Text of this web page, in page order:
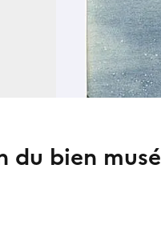
du bien